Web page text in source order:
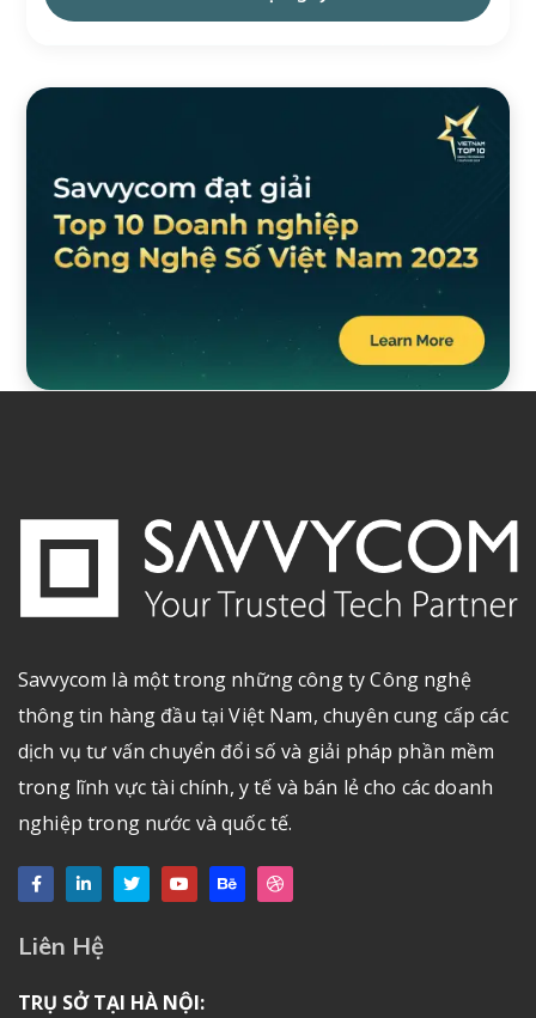
Savvycom là một trong những công ty Công nghệ
thông tin hàng đầu tại Việt Nam, chuyên cung cấp các
dịch vụ tư vấn chuyển đổi số và giải pháp phần mềm
trong lĩnh vực tài chính, y tế và bán lẻ cho các doanh
nghiệp trong nước và quốc tế.
Liên Hệ
TRỤ SỞ TẠI HÀ NỘI: